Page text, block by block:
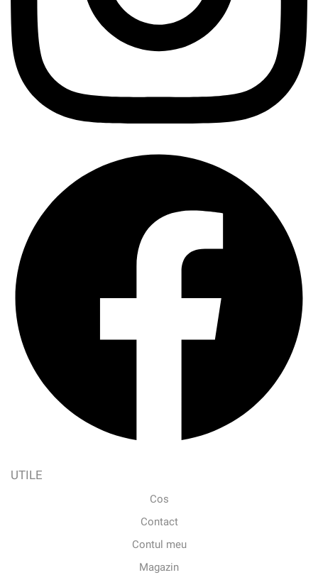
UTILE
Cos
Contact
Contul meu
Magazin